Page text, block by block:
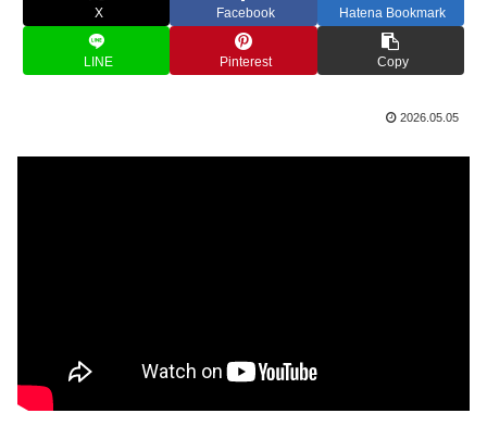
X Facebook Hatena Bookmark
LINE Pinterest Copy
2026.05.05